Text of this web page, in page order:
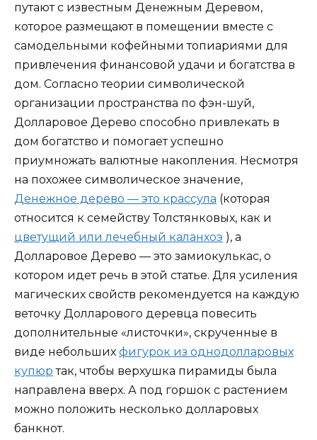
путают с известным Денежным Деревом,
которое размещают в помещении вместе с
самодельными кофейными топиариями для
привлечения финансовой удачи и богатства в
дом. Согласно теории символической
организации пространства по фэн-шуй,
Долларовое Дерево способно привлекать в
дом богатство и помогает успешно
приумножать валютные накопления. Несмотря
на похожее символическое значение,
Денежное дерево — это крассула (которая
относится к семейству Толстянковых, как и
цветущий или лечебный каланхоэ ), а
Долларовое Дерево — это замиокулькас, о
котором идет речь в этой статье. Для усиления
магических свойств рекомендуется на каждую
веточку Долларового деревца повесить
дополнительные «листочки», скрученные в
виде небольших фигурок из однодолларовых
купюр так, чтобы верхушка пирамиды была
направлена вверх. А под горшок с растением
можно положить несколько долларовых
банкнот.